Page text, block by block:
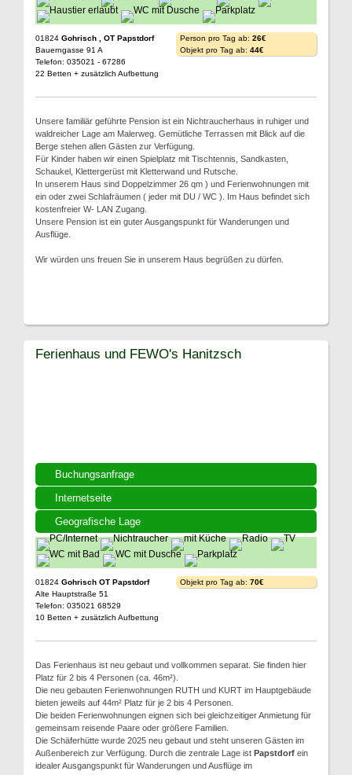
01824 Gohrisch , OT Papstdorf
Bauerngasse 91 A
Telefon: 035021 - 67286
22 Betten + zusätzlich Aufbettung
Person pro Tag ab: 26€
Objekt pro Tag ab: 44€
Unsere familiär geführte Pension ist ein Nichtraucherhaus in ruhiger und
waldreicher Lage am Malerweg. Gemütliche Terrassen mit Blick auf die
Berge stehen allen Gästen zur Verfügung.
Für Kinder haben wir einen Spielplatz mit Tischtennis, Sandkasten,
Schaukel, Klettergerüst mit Kletterwand und Rutsche.
In unserem Haus sind Doppelzimmer 26 qm ) und Ferienwohnungen mit
ein oder zwei Schlafräumen ( jeder mit DU / WC ). Im Haus befindet sich
kostenfreier W- LAN Zugang.
Unsere Pension ist ein guter Ausgangspunkt für Wanderungen und
Ausflüge.
Wir würden uns freuen Sie in unserem Haus begrüßen zu dürfen.
Buchungsanfrage
Internetseite
Geografische Lage
Ferienhaus und FEWO's Hanitzsch
01824 Gohrisch OT Papstdorf
Alte Hauptstraße 51
Telefon: 035021 68529
10 Betten + zusätzlich Aufbettung
Objekt pro Tag ab: 70€
Das Ferienhaus ist neu gebaut und vollkommen separat. Sie finden hier
Platz für 2 bis 4 Personen (ca. 46m²).
Die neu gebauten Ferienwohnungen RUTH und KURT im Hauptgebäude
bieten jeweils auf 44m² Platz für je 2 bis 4 Personen.
Die beiden Ferienwohnungen eignen sich bei gleichzeitiger Anmietung für
gemeinsam reisende Paare oder größere Familien.
Die Schäferhütte wurde 2025 neu gebaut und steht unseren Gästen im
Außenbereich zur Verfügung. Durch die zentrale Lage ist Papstdorf ein
idealer Ausgangspunkt für Wanderungen und Ausflüge im